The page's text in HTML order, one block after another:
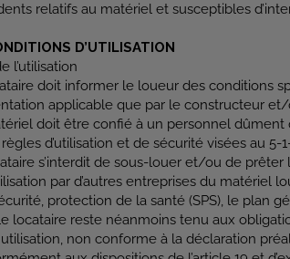
relatifs au matériel et susceptibles
D’UTILISATION
l’utilisation
doit informer le loueur des conditions
applicable que par le constructeur
doit être confié à un personnel
d’utilisation et de sécurité visées au 5-
s’interdit de sous-louer et/ou de
par d’autres entreprises du
protection de la santé (SPS), le plan
locataire reste néanmoins tenu aux
non conforme à la déclaration